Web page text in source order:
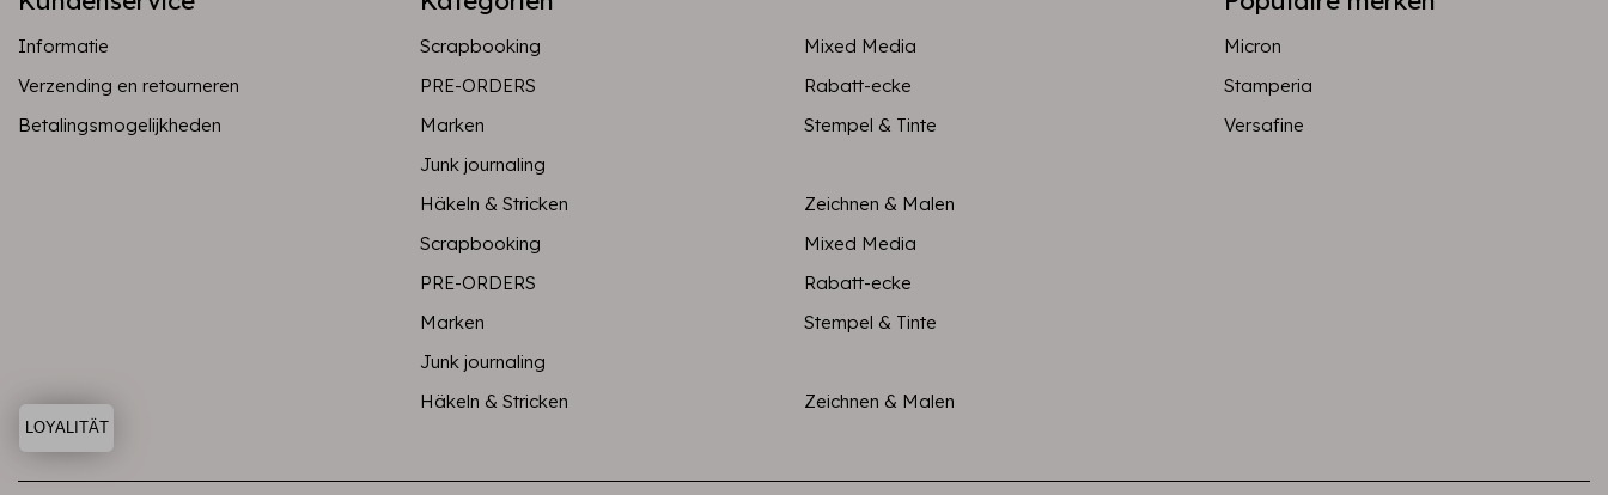
Informatie
Verzending en retourneren
Betalingsmogelijkheden
Scrapbooking
Mixed Media
PRE-ORDERS
Rabatt-ecke
Marken
Stempel & Tinte
Junk journaling
Häkeln & Stricken
Zeichnen & Malen
Scrapbooking
Mixed Media
PRE-ORDERS
Rabatt-ecke
Marken
Stempel & Tinte
Junk journaling
Häkeln & Stricken
Zeichnen & Malen
Micron
Stamperia
Versafine
LOYALITÄT